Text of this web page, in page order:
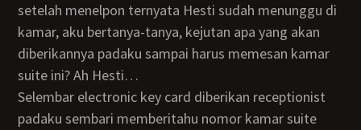
setelah menelpon ternyata Hesti sudah menunggu di
kamar, aku bertanya-tanya, kejutan apa yang akan
diberikannya padaku sampai harus memesan kamar
suite ini? Ah Hesti…
Selembar electronic key card diberikan receptionist
padaku sembari memberitahu nomor kamar suite